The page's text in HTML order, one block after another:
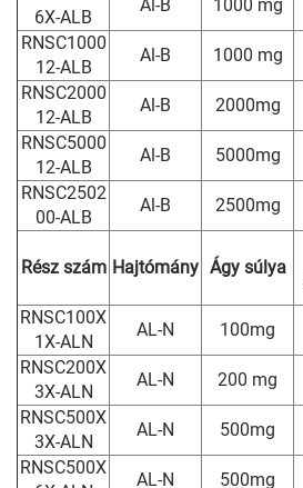
6X-ALB
Al-B 1000 mg
RNSC1000
12-ALB
Al-B 1000 mg
RNSC2000
12-ALB
Al-B 2000mg
RNSC5000
12-ALB
Al-B 5000mg
RNSC2502
00-ALB
Al-B 2500mg
Rész szám Hajtómány Ágy súlya
RNSC100X
1X-ALN
AL-N 100mg
RNSC200X
3X-ALN
AL-N 200 mg
RNSC500X
3X-ALN
AL-N 500mg
RNSC500X
AL-N 500mg